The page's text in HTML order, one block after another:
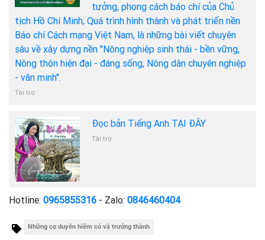
tưởng, phong cách báo chí của Chủ
tịch Hồ Chí Minh; Quá trình hình thành và phát triển nền
Báo chí Cách mạng Việt Nam, là những bài viết chuyên
sâu về xây dựng nền "Nông nghiệp sinh thái - bền vững,
Nông thôn hiện đại - đáng sống, Nông dân chuyên nghiệp
- văn minh".
Tài trợ
Đọc bản Tiếng Anh TẠI ĐÂY
Tài trợ
Hotline: 0965855316 - Zalo: 0846460404
Những cơ duyên hiếm có và trưởng thành